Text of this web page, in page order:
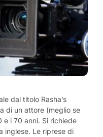
dal titolo Rasha’s
di un attore (meglio se
e i 70 anni. Si richiede
inglese. Le riprese di